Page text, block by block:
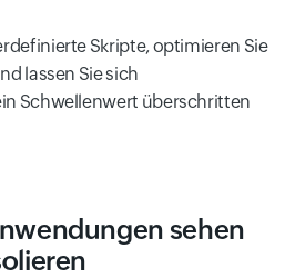
Skripte, optimieren Sie
lassen Sie sich
Schwellenwert überschritten
sehen